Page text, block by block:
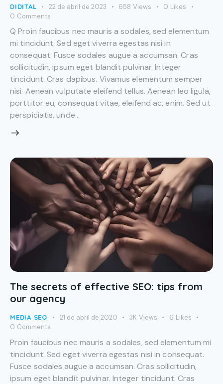
DIDITAL 22 de abril de 2023 658 Views 0 Likes
0 Comments
Q Proin faucibus nec mauris a sodales, sed elementum
mi tincidunt. Sed eget viverra egestas nisi in
consequat. Fusce sodales augue a accumsan. Cras
sollicitudin, ipsum eget blandit pulvinar. Integer
tincidunt. Cras dapibus. Vivamus elementum semper
nisi. Aenean vulputate eleifend tellus. Aenean leo ligula,
porttitor eu, consequat vitae, eleifend ac, enim. Sed ut
perspiciatis, unde…
The secrets of effective SEO: tips from
our agency
MEDIA SEO 21 de abril de 2020 3K Views 6 Likes
0 Comments
Proin faucibus nec mauris a sodales, sed elementum mi
tincidunt. Sed eget viverra egestas nisi in consequat.
Fusce sodales augue a accumsan. Cras sollicitudin,
ipsum eget blandit pulvinar. Integer tincidunt. Cras